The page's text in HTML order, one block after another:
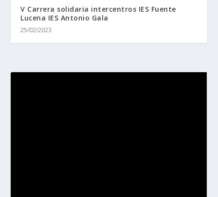
V Carrera solidaria intercentros IES Fuente
Lucena IES Antonio Gala
25/02/2023